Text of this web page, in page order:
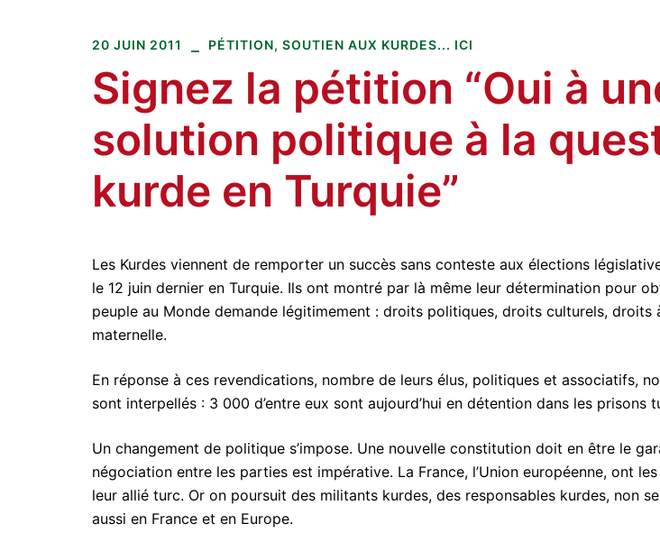
20 JUIN 2011 PÉTITION, SOUTIEN AUX KURDES... ICI
Signez la pétition “Oui à
solution politique à la
kurde en Turquie”
Les Kurdes viennent de remporter un succès sans conteste aux élections
le 12 juin dernier en Turquie. Ils ont montré par là même leur détermination pour
peuple au Monde demande légitimement : droits politiques, droits culturels, droits
maternelle.
En réponse à ces revendications, nombre de leurs élus, politiques et associatifs,
sont interpellés : 3 000 d’entre eux sont aujourd’hui en détention dans les prisons
Un changement de politique s’impose. Une nouvelle constitution doit en être le
négociation entre les parties est impérative. La France, l’Union européenne, ont
leur allié turc. Or on poursuit des militants kurdes, des responsables kurdes, non
aussi en France et en Europe.